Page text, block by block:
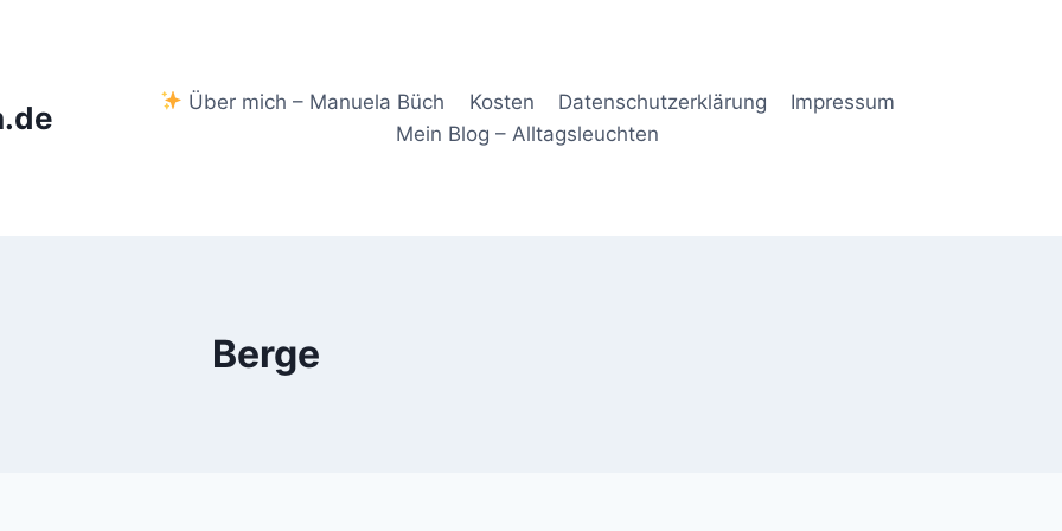
Über mich – Manuela Büch Kosten Datenschutzerklärung
Impressum
Mein Blog – Alltagsleuchten
Berge